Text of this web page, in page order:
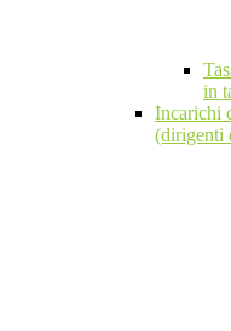
in
Incarichi
(dirigenti